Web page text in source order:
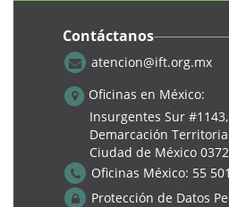
Contáctanos
atencion@ift.org.mx
Oficinas en México:
Insurgentes Sur #1143,
Demarcación
Ciudad de México
Oficinas México: 55
Protección de Datos